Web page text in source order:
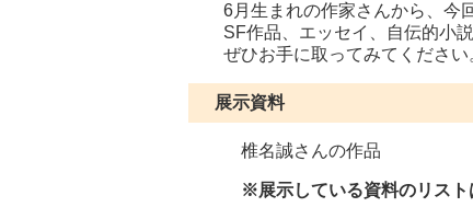
6月生まれの作家さんから、今
SF作品、エッセイ、自伝的小説
ぜひお手に取ってみてください
展示資料
椎名誠さんの作品
※展示している資料のリスト